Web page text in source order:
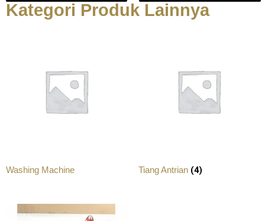
Kategori Produk Lainnya
Washing Machine Tiang Antrian (4)